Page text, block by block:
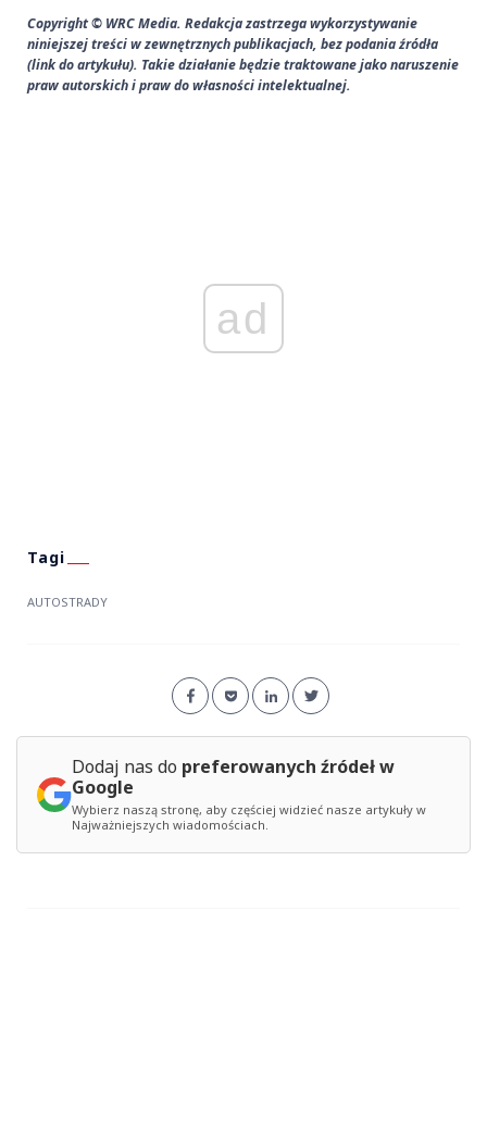
Copyright © WRC Media. Redakcja zastrzega wykorzystywanie
niniejszej treści w zewnętrznych publikacjach, bez podania źródła
(link do artykułu). Takie działanie będzie traktowane jako naruszenie
praw autorskich i praw do własności intelektualnej.
ad
AUTOSTRADY
Dodaj nas do preferowanych źródeł w
Google
Wybierz naszą stronę, aby częściej widzieć nasze artykuły w
Najważniejszych wiadomościach.